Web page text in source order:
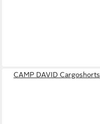
CAMP DAVID Cargoshorts